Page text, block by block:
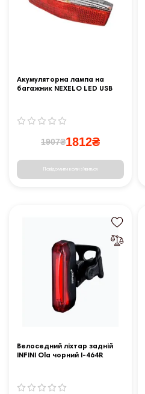
Акумуляторна лампа на
багажник NEXELO LED USB
1907₴1812₴
Повідомити коли з'явиться
Велоседний ліхтар задній
INFINI Ola чорний I-464R